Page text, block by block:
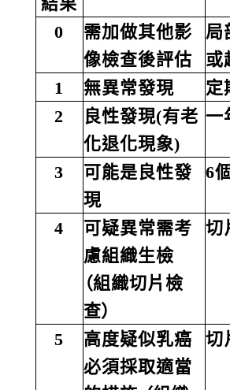
0
需加做其他影
像檢查後評估
局
或
1
無異常發現
定
2
良性發現(有老
化退化現象)
一
3
可能是良性發
現
6
4
可疑異常需考
慮組織生檢
（組織切片檢
查）
切
5
高度疑似乳癌
必須採取適當
切